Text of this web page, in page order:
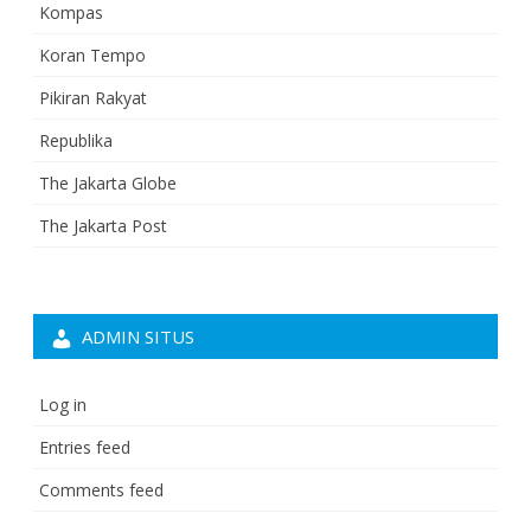
Kompas
Koran Tempo
Pikiran Rakyat
Republika
The Jakarta Globe
The Jakarta Post
ADMIN SITUS
Log in
Entries feed
Comments feed